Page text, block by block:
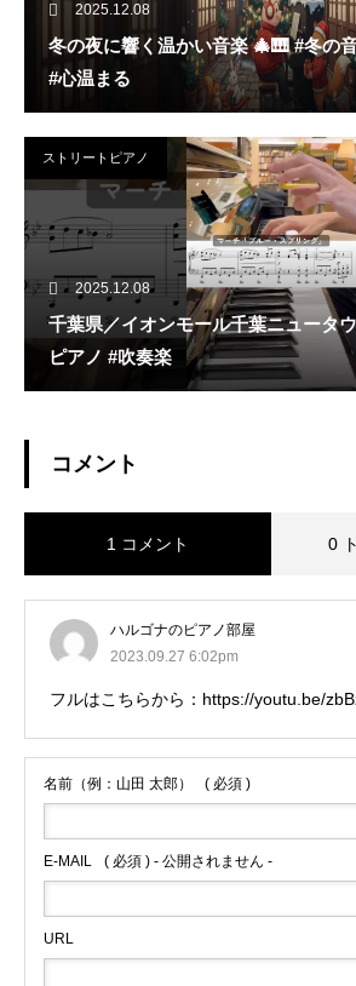
2025.12.08
冬の夜に響く温かい音楽 🎄🎹 #冬の
#心温まる
ストリートピアノ
2025.12.08
千葉県／イオンモール千葉ニュータ
ピアノ #吹奏楽
コメント
1 コメント 0
ハルゴナのピアノ部屋
2023.09.27 6:02pm
フルはこちらから：https://youtu.be/
名前（例：山田 太郎） ( 必須 )
E-MAIL ( 必須 ) - 公開されません -
URL